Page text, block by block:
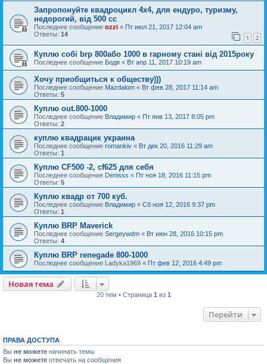
Запропонуйте квадроцикл 4х4, для ендуро, туризму,
недорогий, від 500 сс
Последнее сообщение ozzi « Пт июл 21, 2017 12:04 am
Ответы: 14 1 2
Куплю собі brp 800або 1000 в гарному стані від 2015року
Последнее сообщение Бодя « Вт апр 11, 2017 10:19 am
Хочу приобщиться к обществу)))
Последнее сообщение Mazdalom « Вт фев 28, 2017 11:14 am
Ответы: 5
Куплю out.800-1000
Последнее сообщение Владимир « Пт янв 13, 2017 8:05 pm
Ответы: 2
куплю квадрацик украина
Последнее сообщение romankiv « Вт дек 20, 2016 11:29 am
Ответы: 1
Куплю CF500 -2, cf625 для себя
Последнее сообщение Denisss « Пт ноя 18, 2016 11:15 pm
Ответы: 5
Куплю квадр от 700 куб.
Последнее сообщение Владимир « Сб ноя 12, 2016 9:37 pm
Ответы: 1
Куплю BRP Maverick
Последнее сообщение Sergeywdm « Вт июн 28, 2016 10:15 pm
Ответы: 4
Куплю BRP renegade 800-1000
Последнее сообщение Ladyka1969 « Пт фев 12, 2016 4:49 pm
Новая тема
20 тем • Страница 1 из 1
Перейти
ПРАВА ДОСТУПА
Вы не можете начинать темы
Вы не можете отвечать на сообщения